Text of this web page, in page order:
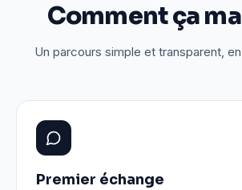
Comment ça
Un parcours simple et transparent,
Premier échange